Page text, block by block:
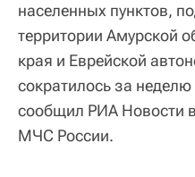
населенных пунктов,
территории Амурской
края и Еврейской
сократилось за
сообщил РИА Новости
МЧС России.